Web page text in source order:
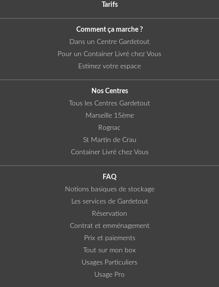
Tarifs
Comment ça marche ?
Dans un Centre Gardetout
Pour un Container Livré chez Vous
Estimez votre espace
Nos Centres
Tous les Centres Gardetout
Marseille 15ème
Rognac
St Martin de Crau
Container Livré chez Vous
FAQ
Notions basiques de stockage
Les services de Gardetout
Réservation
Contrat et emménagement
Prix et paiements
Tout sur mon box
Usages Particuliers
Usage Pro